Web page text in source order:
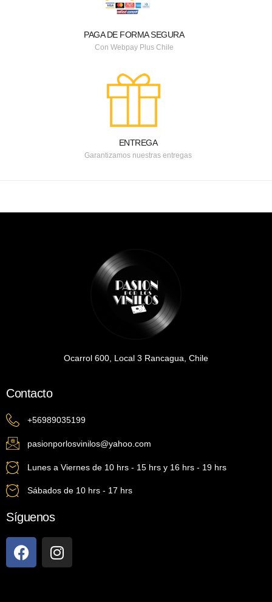
PAGA DE FORMA SEGURA
Con Webpay Plus Chile
ENTREGA
Garantizamos nuestras entregas
Ocarrol 600, Local 3 Rancagua, Chile
Contacto
+56989035199
pasionporlosvinilos@yahoo.com
Lunes a Viernes de 10 hrs - 15 hrs y 16 hrs - 19 hrs
Sábados de 10 hrs - 17 hrs
Síguenos